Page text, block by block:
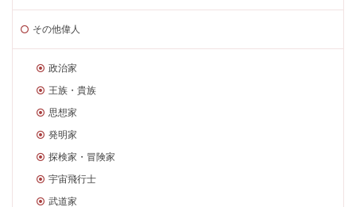
その他偉人
政治家
王族・貴族
思想家
発明家
探検家・冒険家
宇宙飛行士
武道家